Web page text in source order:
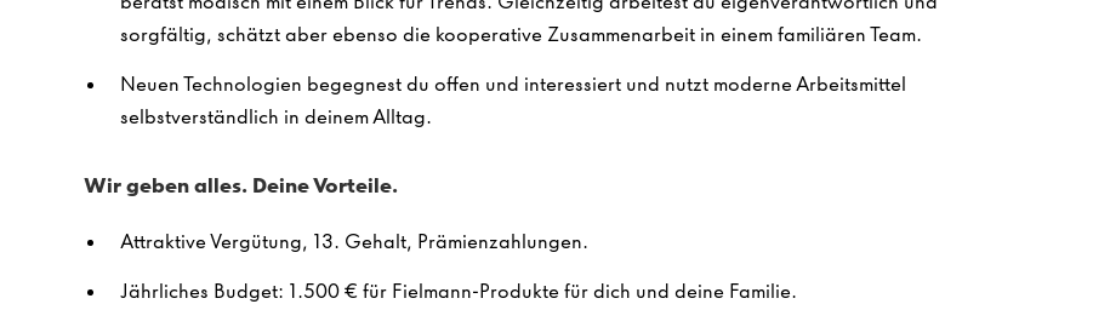
sorgfältig, schätzt aber ebenso die kooperative Zusammenarbeit in einem familiären Team.
Neuen Technologien begegnest du offen und interessiert und nutzt moderne Arbeitsmittel
selbstverständlich in deinem Alltag.
Wir geben alles. Deine Vorteile.
Attraktive Vergütung, 13. Gehalt, Prämienzahlungen.
Jährliches Budget: 1.500 € für Fielmann-Produkte für dich und deine Familie.